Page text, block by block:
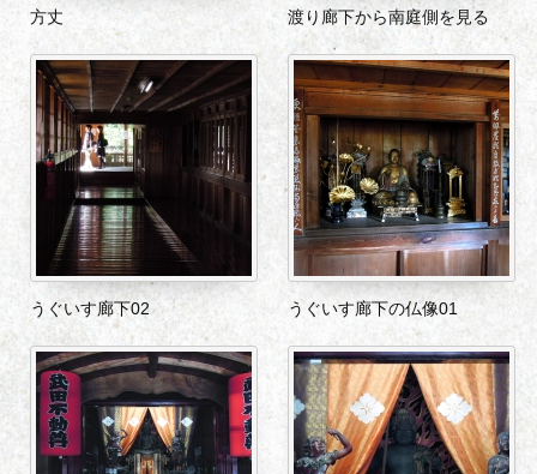
方丈 渡り廊下から南庭側を見る
うぐいす廊下02 うぐいす廊下の仏像01